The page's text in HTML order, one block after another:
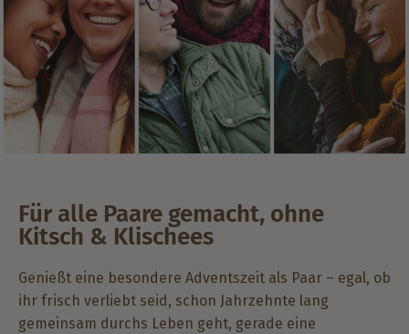
Für alle Paare gemacht, ohne
Kitsch & Klischees
Genießt eine besondere Adventszeit als Paar – egal, ob
ihr frisch verliebt seid, schon Jahrzehnte lang
gemeinsam durchs Leben geht, gerade eine